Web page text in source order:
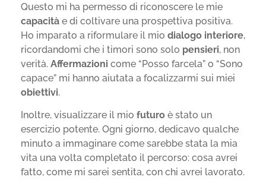
Questo mi ha permesso di riconoscere le mie
capacità e di coltivare una prospettiva positiva.
Ho imparato a riformulare il mio dialogo interiore,
ricordandomi che i timori sono solo pensieri, non
verità. Affermazioni come “Posso farcela” o “Sono
capace” mi hanno aiutata a focalizzarmi sui miei
obiettivi.
Inoltre, visualizzare il mio futuro è stato un
esercizio potente. Ogni giorno, dedicavo qualche
minuto a immaginare come sarebbe stata la mia
vita una volta completato il percorso: cosa avrei
fatto, come mi sarei sentita, con chi avrei lavorato.